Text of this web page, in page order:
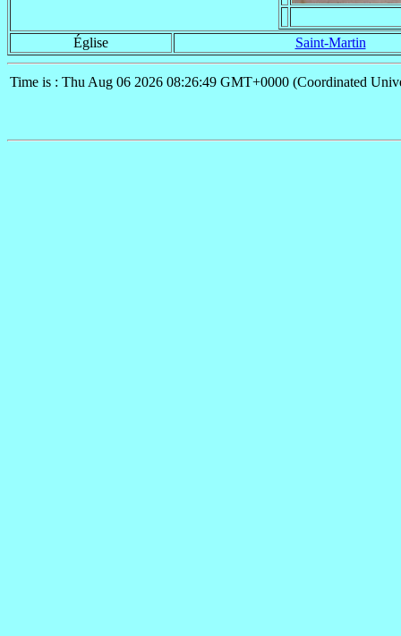
Église Saint-Martin
Time is : Thu Aug 06 2026 08:26:49 GMT+0000 (Coordinated